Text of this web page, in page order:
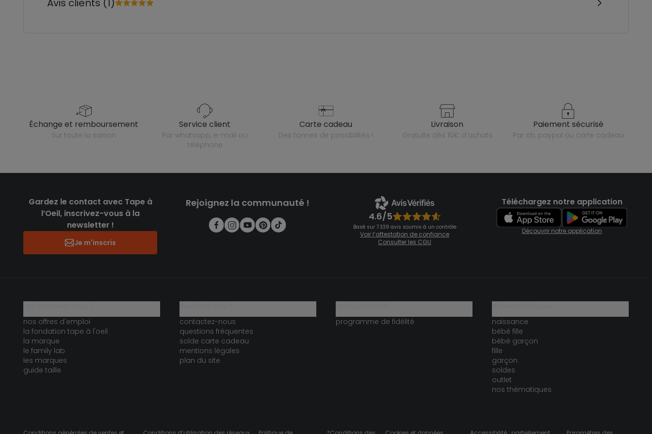
Avis clients (1)
échange et remboursement
sur toute la saison
service client
par whatsapp, e-mail ou
téléphone
carte cadeau
des tonnes de possibilités !
livraison
gratuite dès 10€ d'achats
paiement sécurisé
par cb, paypal ou carte cadeau
Gardez le contact avec Tape à
l’Oeil, inscrivez-vous à la
newsletter !
Je m'inscris
Rejoignez la communauté !
4.6/5
Basé sur 7 339 avis soumis à un contrôle
Voir l’attestation de confiance
Consulter les CGU
Téléchargez notre application
Découvrir notre application
nos offres d'emploi
la fondation tape à l'oeil
la marque
le family lab
les marques
guide taille
contactez-nous
questions fréquentes
solde carte cadeau
mentions légales
plan du site
programme de fidélité
naissance
bébé fille
bébé garçon
fille
garçon
soldes
outlet
nos thématiques